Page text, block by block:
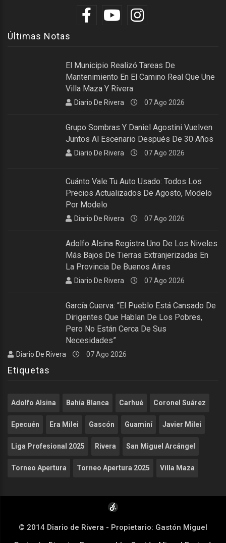
Últimas Notas
El Municipio Realizó Tareas De
Mantenimiento En El Camino Real Que Une
Villa Maza Y Rivera
Diario De Rivera 07 Ago 2026
Grupo Sombras Y Daniel Agostini Vuelven
Juntos Al Escenario Después De 30 Años
Diario De Rivera 07 Ago 2026
Cuánto Vale Tu Auto Usado: Todos Los
Precios Actualizados De Agosto, Modelo
Por Modelo
Diario De Rivera 07 Ago 2026
Adolfo Alsina Registra Uno De Los Niveles
Más Bajos De Tierras Extranjerizadas En
La Provincia De Buenos Aires
Diario De Rivera 07 Ago 2026
García Cuerva: “El Pueblo Está Cansado De
Dirigentes Que Hablan De Los Pobres,
Pero No Están Cerca De Sus
Necesidades”
Diario De Rivera 07 Ago 2026
Etiquetas
Adolfo Alsina Bahía Blanca Carhué Coronel Suárez
Epecuén Era Milei Gascón Guaminí Javier Milei
Liga Profesional 2025 Rivera San Miguel Arcángel
Torneo Apertura Torneo Apertura 2025 Villa Maza
© 2014 Diario de Rivera - Propietario: Gastón Miguel